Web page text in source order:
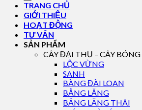
TRANG CHỦ
GIỚI THIỆU
HOẠT ĐỘNG
TƯ VẤN
SẢN PHẨM
CÂY ĐẠI THỤ – CÂY
LỘC VỪNG
SANH
BÀNG ĐÀI LOAN
BẰNG LĂNG
BẰNG LĂNG THÁI